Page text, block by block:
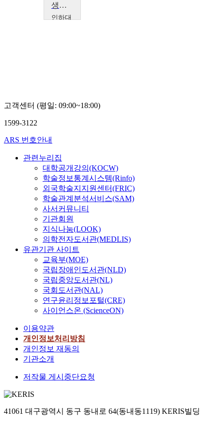
생생고객만족경영
인하대
고객센터 (평일: 09:00~18:00)
1599-3122
ARS 번호안내
관련누리집
대학공개강의(KOCW)
학술정보통계시스템(Rinfo)
외국학술지지원센터(FRIC)
학술관계분석서비스(SAM)
사서커뮤니티
기관회원
지식나눔(LOOK)
의학전자도서관(MEDLIS)
유관기관 사이트
교육부(MOE)
국립장애인도서관(NLD)
국립중앙도서관(NL)
국회도서관(NAL)
연구윤리정보포털(CRE)
사이언스온 (ScienceON)
이용약관
개인정보처리방침
개인정보 재동의
기관소개
저작물 게시중단요청
41061 대구광역시 동구 동내로 64(동내동1119) KERIS빌딩